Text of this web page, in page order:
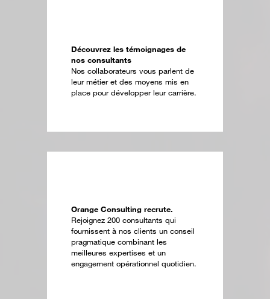
Découvrez les témoignages de
nos consultants
Nos collaborateurs vous parlent de
leur métier et des moyens mis en
place pour développer leur carrière.
Orange Consulting recrute.
Rejoignez 200 consultants qui
fournissent à nos clients un conseil
pragmatique combinant les
meilleures expertises et un
engagement opérationnel quotidien.